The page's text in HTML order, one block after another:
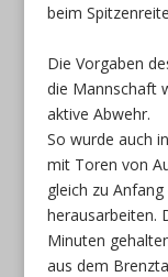
beim
Die Vorgaben
die Mannschaft
aktive Abwehr.
So wurde auch
mit Toren von
gleich zu
herausarbeiten.
Minuten
aus dem